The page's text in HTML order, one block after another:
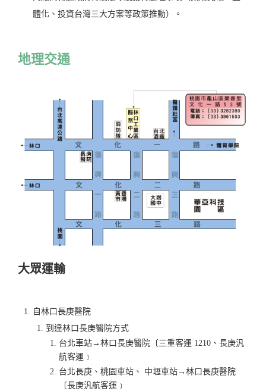
體化、投資台灣三大方案等政策推動）。
地理交通
大眾運輸
自林口長庚醫院
到達林口長庚醫院方式
台北車站→林口長庚醫院〔三重客運 1210、長庚汎
航客運﹞
台北長庚、桃園車站、 中壢車站→林口長庚醫院
〔長庚汎航客運﹞